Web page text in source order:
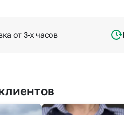
от 3-х часов